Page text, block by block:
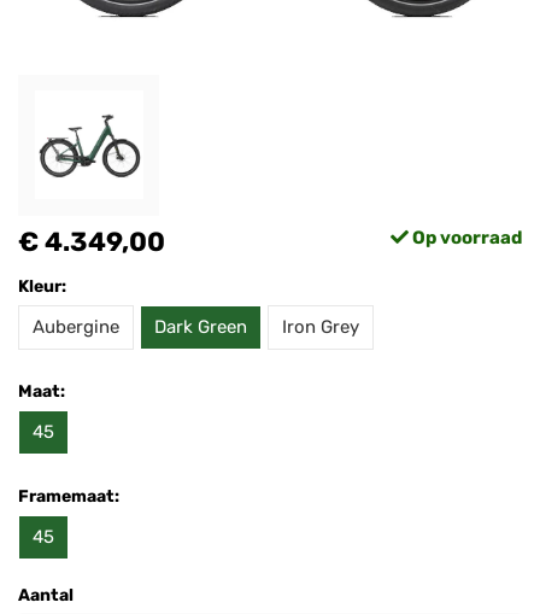
€ 4.349,00 Op voorraad
Kleur:
Aubergine Dark Green Iron Grey
Maat:
45
Framemaat:
45
Aantal